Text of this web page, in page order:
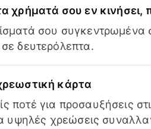
χρήματά σου εν
σου συγκεντρωμένα
δευτερόλεπτα.
κάρτα
ποτέ για προσαυξήσεις
υψηλές χρεώσεις